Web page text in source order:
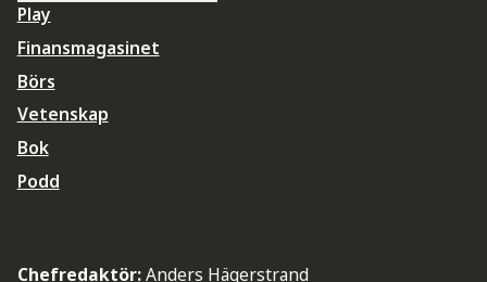
Play
Finansmagasinet
Börs
Vetenskap
Bok
Podd
Chefredaktör:Anders Hägerstrand